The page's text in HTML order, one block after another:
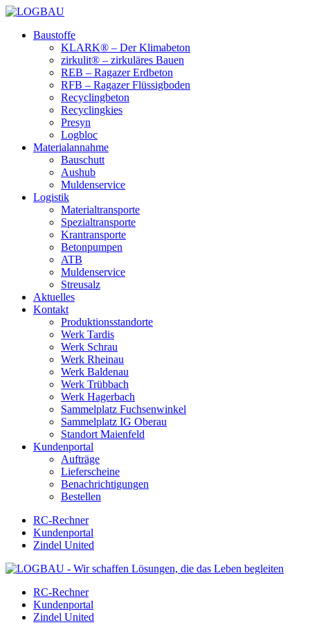
Baustoffe
KLARK® – Der Klimabeton
zirkulit® – zirkuläres Bauen
REB – Ragazer Erdbeton
RFB – Ragazer Flüssigboden
Recyclingbeton
Recyclingkies
Presyn
Logbloc
Materialannahme
Bauschutt
Aushub
Muldenservice
Logistik
Materialtransporte
Spezialtransporte
Krantransporte
Betonpumpen
ATB
Muldenservice
Streusalz
Aktuelles
Kontakt
Produktionsstandorte
Werk Tardis
Werk Schrau
Werk Rheinau
Werk Baldenau
Werk Trübbach
Werk Hagerbach
Sammelplatz Fuchsenwinkel
Sammelplatz IG Oberau
Standort Maienfeld
Kundenportal
Aufträge
Lieferscheine
Benachrichtigungen
Bestellen
RC-Rechner
Kundenportal
Zindel United
RC-Rechner
Kundenportal
Zindel United